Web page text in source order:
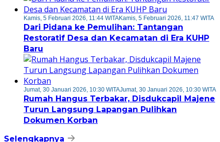
Kamis, 5 Februari 2026, 11:44 WITAKamis, 5 Februari 2026, 11:47 WITA
Dari Pidana ke Pemulihan: Tantangan
Restoratif Desa dan Kecamatan di Era KUHP
Baru
Jumat, 30 Januari 2026, 10:30 WITAJumat, 30 Januari 2026, 10:30 WITA
Rumah Hangus Terbakar, Disdukcapil Majene
Turun Langsung Lapangan Pulihkan
Dokumen Korban
Selengkapnya